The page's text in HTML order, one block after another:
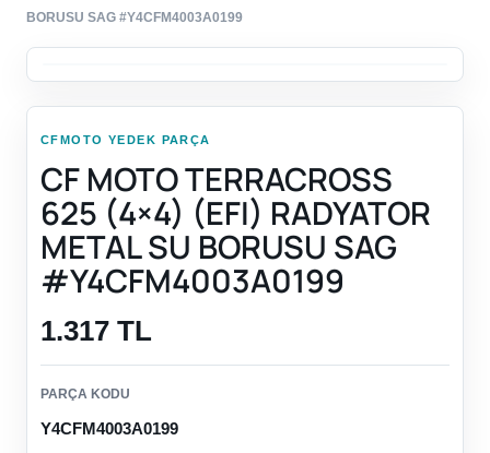
BORUSU SAG #Y4CFM4003A0199
CFMOTO YEDEK PARÇA
CF MOTO TERRACROSS
625 (4×4) (EFI) RADYATOR
METAL SU BORUSU SAG
#Y4CFM4003A0199
1.317 TL
PARÇA KODU
Y4CFM4003A0199